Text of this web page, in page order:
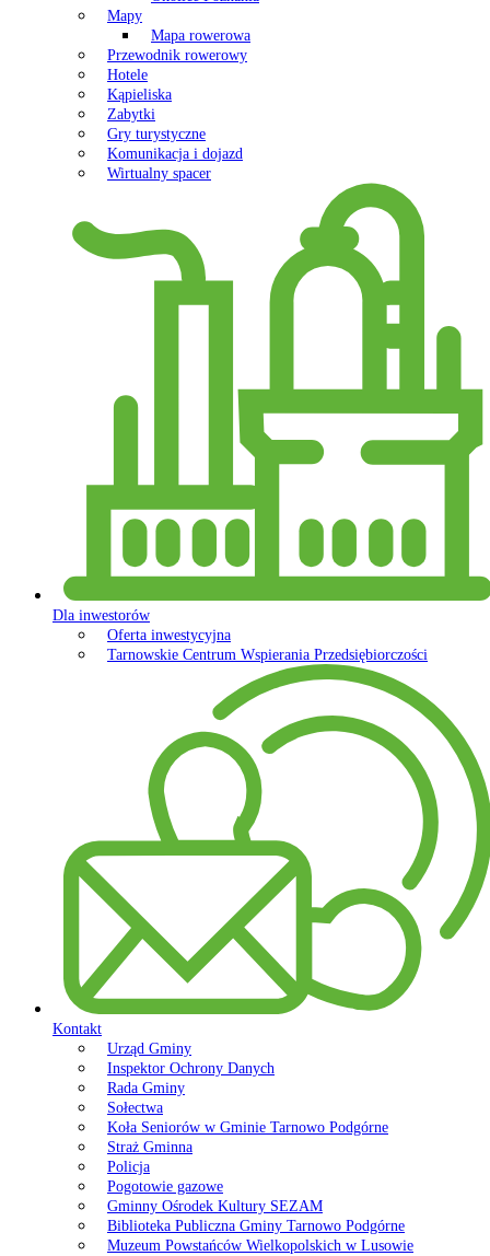
Mapy
Mapa rowerowa
Przewodnik rowerowy
Hotele
Kąpieliska
Zabytki
Gry turystyczne
Komunikacja i dojazd
Wirtualny spacer
Dla inwestorów
Oferta inwestycyjna
Tarnowskie Centrum Wspierania Przedsiębiorczości
Kontakt
Urząd Gminy
Inspektor Ochrony Danych
Rada Gminy
Sołectwa
Koła Seniorów w Gminie Tarnowo Podgórne
Straż Gminna
Policja
Pogotowie gazowe
Gminny Ośrodek Kultury SEZAM
Biblioteka Publiczna Gminy Tarnowo Podgórne
Muzeum Powstańców Wielkopolskich w Lusowie